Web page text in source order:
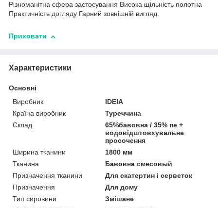
Різноманітна сфера застосування Висока щільність полотна
Практичність догляду Гарний зовнішній вигляд.
Приховати
Характеристики
Основні
Виробник
IDEIA
Країна виробник
Туреччина
Склад
65%бавовна / 35% пе +
водовідштовхувальне
просочення
Ширина тканини
1800 мм
Тканина
Бавовна смесовый
Призначення тканини
Для скатертин і серветок
Призначення
Для дому
Тип сировини
Змішане